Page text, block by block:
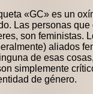
«GC» es un
Las personas que
son feministas.
aliados
de esas
simplemente
de género.